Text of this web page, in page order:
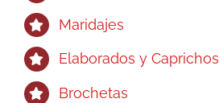
Maridajes
Elaborados y Caprichos
Brochetas